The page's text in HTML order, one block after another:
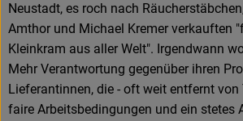
Neustadt, es roch nach
Amthor und Michael Kremer verkauften
Kleinkram aus aller Welt". Irgendwann
Mehr Verantwortung gegenüber ihren
Lieferantinnen, die - oft weit entfernt von
faire Arbeitsbedingungen und ein stetes